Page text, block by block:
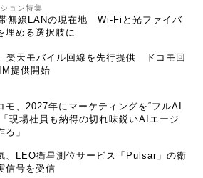
ョン特集
無線LANの現在地 Wi-Fiと光ファイバ
埋める選択肢に
楽天モバイル回線を先行提供 ドコモ回
提供開始
モ、2027年にマーケティングを“フルAI
現場社員も納得の切れ味鋭いAIエージ
る」
、LEO衛星測位サービス「Pulsar」の衛
信号を受信